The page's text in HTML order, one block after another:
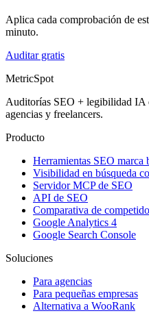
Aplica cada comprobación de
minuto.
Auditar gratis
MetricSpot
Auditorías SEO + legibilidad IA
agencias y freelancers.
Producto
Herramientas SEO marca
Visibilidad en búsqueda
Servidor MCP de SEO
API de SEO
Comparativa de
Google Analytics 4
Google Search Console
Soluciones
Para agencias
Para pequeñas empresas
Alternativa a WooRank